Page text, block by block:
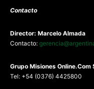
Contacto
Director: Marcelo Almada
Contacto:
Grupo Misiones Online.Com
Tel: +54 (0376) 4425800